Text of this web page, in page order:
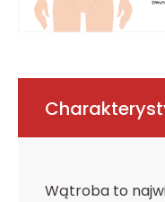
Wątroba to